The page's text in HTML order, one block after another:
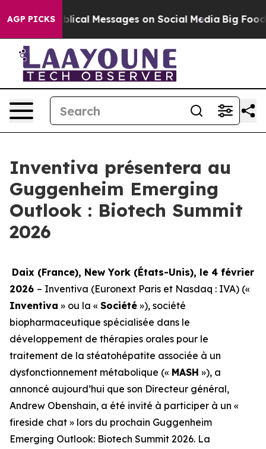
AGP PICKSBiblical Messages on Social Media Big Food
Inventiva présentera au
Guggenheim Emerging
Outlook : Biotech Summit
2026
Daix (France), New York (États-Unis), le 4 février
2026 – Inventiva (Euronext Paris et Nasdaq : IVA) («
Inventiva » ou la « Société »), société
biopharmaceutique spécialisée dans le
développement de thérapies orales pour le
traitement de la stéatohépatite associée à un
dysfonctionnement métabolique (« MASH »), a
annoncé aujourd’hui que son Directeur général,
Andrew Obenshain, a été invité à participer à un «
fireside chat » lors du prochain Guggenheim
Emerging Outlook: Biotech Summit 2026. La